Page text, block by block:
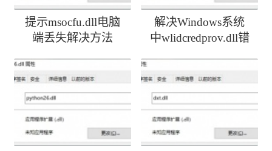
提示msocfu.dll电脑
端丢失解决方法
解决Windows系统
中wlidcredprov.dll错